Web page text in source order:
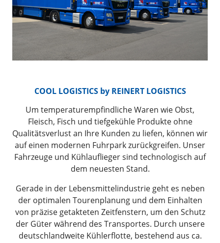
COOL LOGISTICS by REINERT LOGISTICS
Um temperaturempfindliche Waren wie Obst,
Fleisch, Fisch und tiefgekühle Produkte ohne
Qualitätsverlust an Ihre Kunden zu liefen, können wir
auf einen modernen Fuhrpark zurückgreifen. Unser
Fahrzeuge und Kühlauflieger sind technologisch auf
dem neuesten Stand.
Gerade in der Lebensmittelindustrie geht es neben
der optimalen Tourenplanung und dem Einhalten
von präzise getakteten Zeitfenstern, um den Schutz
der Güter während des Transportes. Durch unsere
deutschlandweite Kühlerflotte, bestehend aus ca.